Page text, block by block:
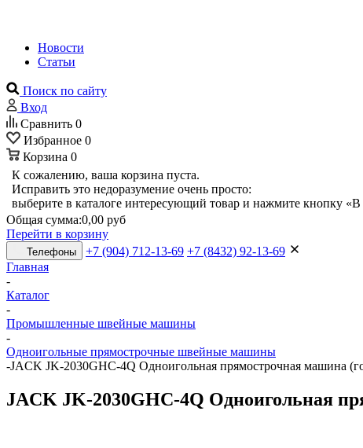
Новости
Статьи
Поиск по сайту
Вход
Сравнить 0
Избранное 0
Корзина 0
К сожалению, ваша корзина пуста.
Исправить это недоразумение очень просто:
выберите в каталоге интересующий товар и нажмите кнопку «В
Общая сумма:0,00 руб
Перейти в корзину
Телефоны +7 (904) 712-13-69 +7 (8432) 92-13-69
Главная
-
Каталог
-
Промышленные швейные машины
-
Одноигольные прямострочные швейные машины
-JACK JK-2030GHC-4Q Одноигольная прямострочная машина
JACK JK-2030GHC-4Q Одноигольная